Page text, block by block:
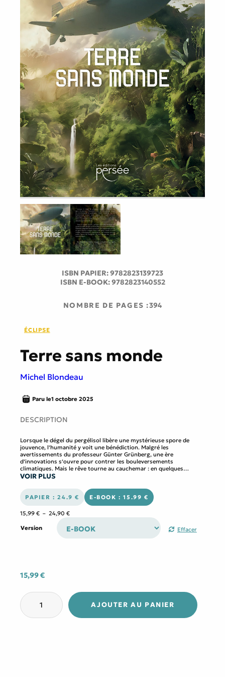
ISBN PAPIER:9782823139723
ISBN E-BOOK:9782823140552
NOMBRE DE PAGES :394
ÉCLIPSE
Terre sans monde
Michel Blondeau
Paru le1 octobre 2025
DESCRIPTION
Lorsque le dégel du pergélisol libère une mystérieuse spore de
jouvence, l’humanité y voit une bénédiction. Malgré les
avertissements du professeur Günter Grünberg, une ère
d’innovations s’ouvre pour contrer les bouleversements
climatiques. Mais le rêve tourne au cauchemar : en quelques
années, la civilisation s’effondre, la faune disparaît, et une nature
Dans ce monde dévasté, quelques survivants bâtissent une société
nouvelle, fondée sur l’entraide et la conscience collective. À bord du
dirigeable Terres Lointaines, des explorateurs partent en quête
d’autres rescapés. Face à une nature hostile et à des vestiges
technologiques énigmatiques, leur mission pourrait sceller l’avenir
de l’humanité. Ce n’est pas une fin, mais un nouveau départ…
VOIR PLUS
PAPIER : 24.9 € E-BOOK : 15.99 €
15,99 € – 24,90 €Plage
prix :
15,99 €
Version Effacer
15,99€
quantité
de
Terre
sans
AJOUTER AU PANIER